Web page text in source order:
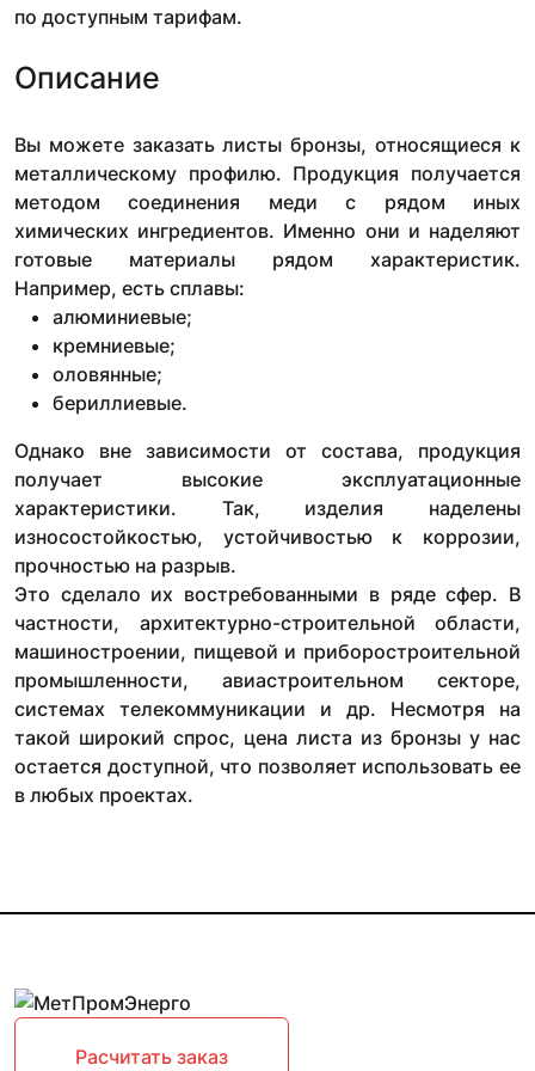
по доступным тарифам.
Описание
Вы можете заказать листы бронзы, относящиеся к
металлическому профилю. Продукция получается
методом соединения меди с рядом иных
химических ингредиентов. Именно они и наделяют
готовые материалы рядом характеристик.
Например, есть сплавы:
алюминиевые;
кремниевые;
оловянные;
бериллиевые.
Однако вне зависимости от состава, продукция
получает высокие эксплуатационные
характеристики. Так, изделия наделены
износостойкостью, устойчивостью к коррозии,
прочностью на разрыв.
Это сделало их востребованными в ряде сфер. В
частности, архитектурно-строительной области,
машиностроении, пищевой и приборостроительной
промышленности, авиастроительном секторе,
системах телекоммуникации и др. Несмотря на
такой широкий спрос, цена листа из бронзы у нас
остается доступной, что позволяет использовать ее
в любых проектах.
Расчитать заказ